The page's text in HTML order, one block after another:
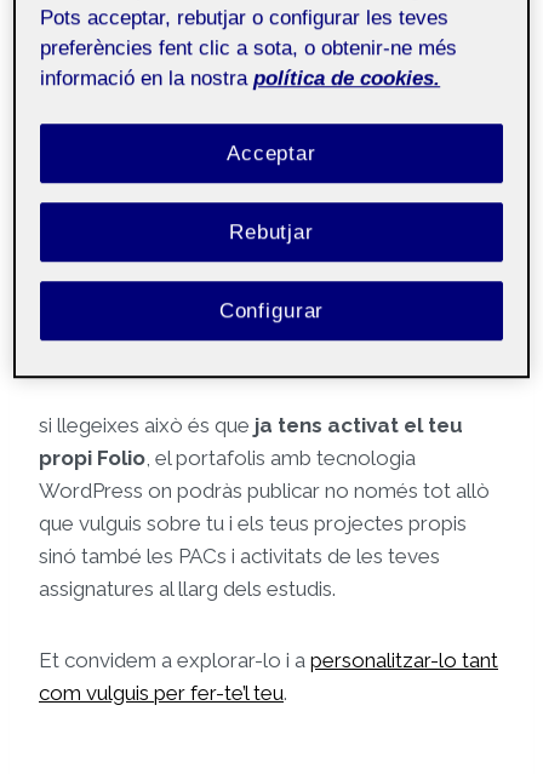
al teu Folio propi!
PerFolio 8 setembre, 2022
Aquesta publicació s’ha generat
automàticament i la pot veure tothom)
si llegeixes això és que ja tens activat el teu
propi Folio , el portafolis amb tecnologia
WordPress on podràs publicar no només tot allò
que vulguis sobre tu i els teus projectes propis
sinó també les PACs i activitats de les teves
assignatures al llarg dels estudis.
Et convidem a explorar-lo i a personalitzar-lo tant
com vulguis per fer-te’l teu.
Pots acceptar, rebutjar o configurar les teves
preferències fent clic a sota, o obtenir-ne més
informació en la nostra política de cookies.
Rebutjar
Acceptar
Configurar